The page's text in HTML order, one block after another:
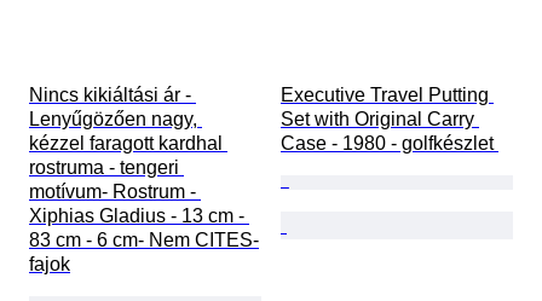
Nincs kikiáltási ár -
Lenyűgözően nagy,
kézzel faragott kardhal
rostruma - tengeri
motívum- Rostrum -
Xiphias Gladius - 13 cm -
83 cm - 6 cm- Nem CITES-
fajok
Executive Travel Putting
Set with Original Carry
Case - 1980 - golfkészlet